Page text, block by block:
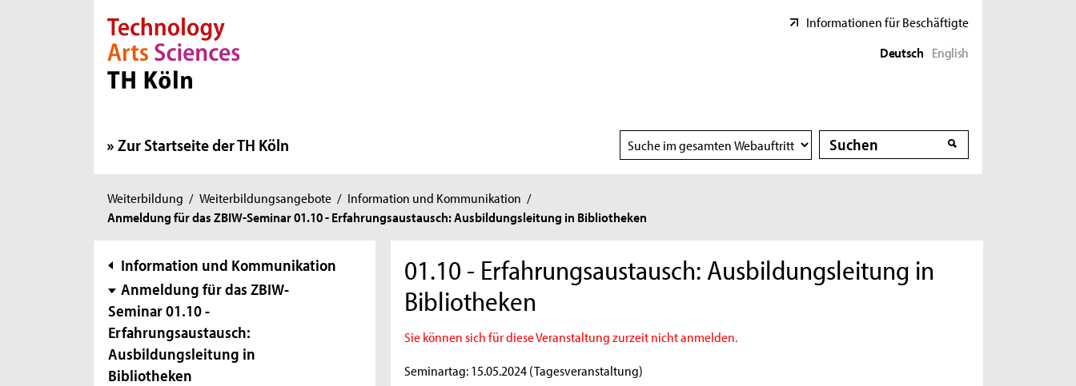
Direkt zur Hauptnavigation
Direkt zur Subnavigation
Direkt zum Inhalt
Direkt zum Fußbereich
Informationen für Beschäftigte
Deutsch English
Zur Startseite der TH Köln
Suchbereich
wählen
Suche
Suche
Sie
sind
Weiterbildung / Weiterbildungsangebote / Information und Kommunikation /
Anmeldung für das ZBIW-Seminar 01.10 - Erfahrungsaustausch: Ausbildungsleitung in Bibliotheken
Subnavigation
Information und Kommunikation
Anmeldung für das ZBIW-
Seminar 01.10 -
Erfahrungsaustausch:
Ausbildungsleitung in
Bibliotheken
01.10 - Erfahrungsaustausch: Ausbildungsleitung in
Bibliotheken
Sie können sich für diese Veranstaltung zurzeit nicht anmelden.
Seminartag: 15.05.2024 (Tagesveranstaltung)